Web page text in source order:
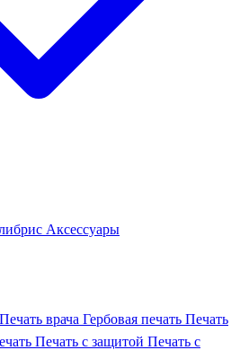
Аксессуары
Печать врача Гербовая печать Печать
Печать с защитой Печать с